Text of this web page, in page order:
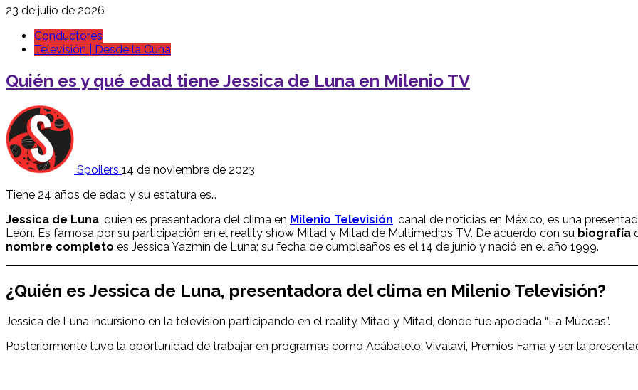
23 de julio de 2026
Conductores
Televisión | Desde la Cuna
Quién es y qué edad tiene Jessica de Luna en Milenio TV
Spoilers 14 de noviembre de 2023
Tiene 24 años de edad y su estatura es…
Jessica de Luna , quien es presentadora del clima en Milenio Televisión , canal de noticias en México, es una
León. Es famosa por su participación en el reality show Mitad y Mitad de Multimedios TV. De acuerdo con su biografía
nombre completo es Jessica Yazmín de Luna; su fecha de cumpleaños es el 14 de junio y nació en el año 1999.
¿Quién es Jessica de Luna, presentadora del clima en Milenio Televisión?
Jessica de Luna incursionó en la televisión participando en el reality Mitad y Mitad, donde fue apodada “La Muecas”.
Posteriormente tuvo la oportunidad de trabajar en programas como Acábatelo, Vivalavi, Premios Fama y ser la